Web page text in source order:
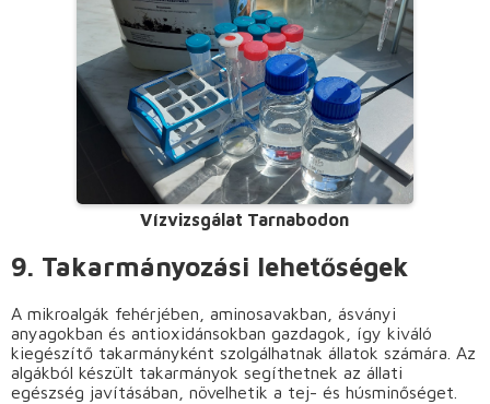
Vízvizsgálat Tarnabodon
9. Takarmányozási lehetőségek
A mikroalgák fehérjében, aminosavakban, ásványi
anyagokban és antioxidánsokban gazdagok, így kiváló
kiegészítő takarmányként szolgálhatnak állatok számára. Az
algákból készült takarmányok segíthetnek az állati
egészség javításában, növelhetik a tej- és húsminőséget.